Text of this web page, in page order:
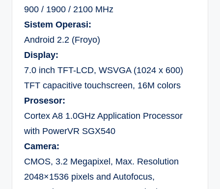
900 / 1900 / 2100 MHz
Sistem Operasi:
Android 2.2 (Froyo)
Display:
7.0 inch TFT-LCD, WSVGA (1024 x 600)
TFT capacitive touchscreen, 16M colors
Prosesor:
Cortex A8 1.0GHz Application Processor
with PowerVR SGX540
Camera:
CMOS, 3.2 Megapixel, Max. Resolution
2048×1536 pixels and Autofocus,